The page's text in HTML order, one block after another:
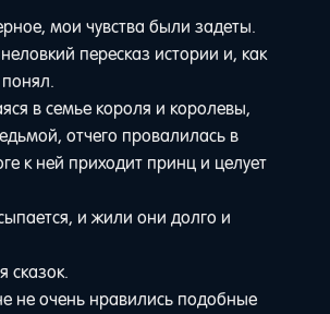
мои чувства были задеты.
пересказ истории и, как
в семье короля и королевы,
отчего провалилась в
к ней приходит принц и целует
и жили они долго и
сказок.
не очень нравились подобные